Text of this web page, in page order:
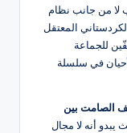
لا من جانب نظام
المعتقل
للجماعة
في سلسلة
الصامت بين
يبدو أنه لا مجال